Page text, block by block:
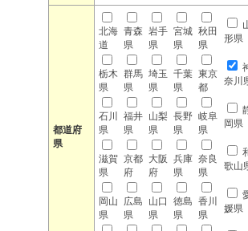
都道府
県
北海
道
青森
県
岩手
県
宮城
県
秋田
県
形県
栃木
県
群馬
県
埼玉
県
千葉
県
東京
都
奈川
石川
県
福井
県
山梨
県
長野
県
岐阜
県
岡県
滋賀
県
京都
府
大阪
府
兵庫
県
奈良
県
歌山
岡山
県
広島
県
山口
県
徳島
県
香川
県
媛県